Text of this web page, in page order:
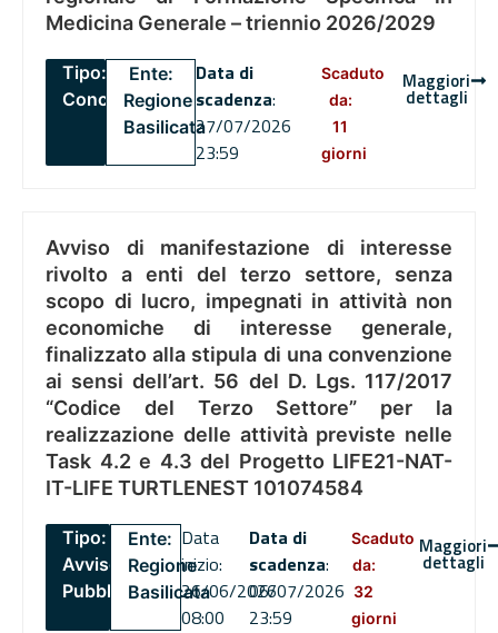
Medicina Generale – triennio 2026/2029
Tipo:
Concorsi
Ente:
Regione
Basilicata
Data di
scadenza:
27/07/2026
23:59
Scaduto
da:
11
giorni
Maggiori
dettagli
Avviso di manifestazione di interesse
rivolto a enti del terzo settore, senza
scopo di lucro, impegnati in attività non
economiche di interesse generale,
finalizzato alla stipula di una convenzione
ai sensi dell’art. 56 del D. Lgs. 117/2017
“Codice del Terzo Settore” per la
realizzazione delle attività previste nelle
Task 4.2 e 4.3 del Progetto LIFE21-NAT-
IT-LIFE TURTLENEST 101074584
Tipo:
Avviso
Pubblico
Ente:
Regione
Basilicata
Data
inizio:
26/06/2026
08:00
Data di
scadenza:
06/07/2026
23:59
Scaduto
da:
32
giorni
Maggiori
dettagli